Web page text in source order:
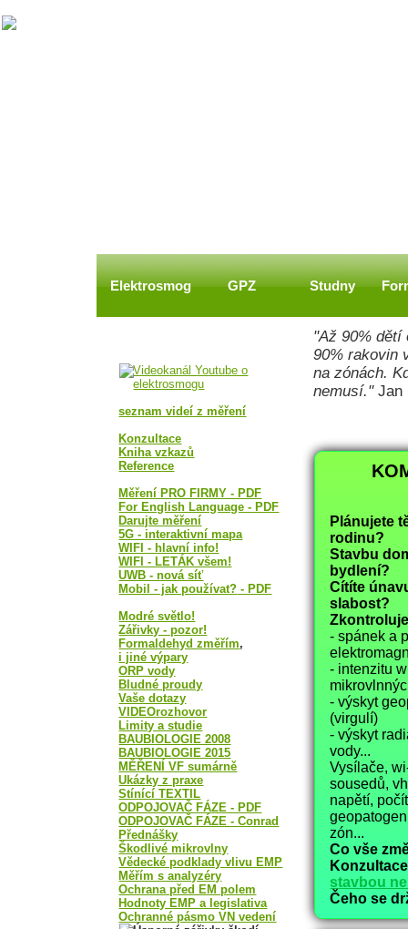
Elektrosmog GPZ Studny
"Až 90% dětí
90% rakovin
na zónách.
nemusí."Jan
Plánujete
rodinu?
Stavbu
bydlení?
Cítíte
slabost?
- spánek a
- intenzitu
- výskyt
(virgulí)
- výskyt
vody...
Vysílače,
sousedů,
napětí,
zón...
Co vše
stavbou
Čeho se
seznam videí z měření
Konzultace
Kniha vzkazů
Reference
Měření PRO FIRMY - PDF
For English Language - PDF
Darujte měření
5G - interaktivní mapa
WIFI - hlavní info!
WIFI - LETÁK všem!
UWB - nová síť
Mobil - jak používat? - PDF
Modré světlo!
Zářivky - pozor!
Formaldehyd změřím,
i jiné výpary
ORP vody
Bludné proudy
Vaše dotazy
VIDEOrozhovor
Limity a studie
BAUBIOLOGIE 2008
BAUBIOLOGIE 2015
MĚŘENÍ VF sumárně
Ukázky z praxe
Stínící TEXTIL
ODPOJOVAČ FÁZE - PDF
ODPOJOVAČ FÁZE - Conrad
Přednášky
Škodlivé mikrovlny
Vědecké podklady vlivu EMP
Měřím s analyzéry
Ochrana před EM polem
Hodnoty EMP a legislativa
Ochranné pásmo VN vedení